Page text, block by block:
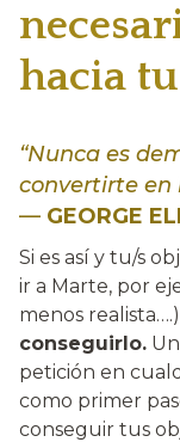
hacia
“Nunca es
convertirte en
— GEORGE
Si es así y tu/s
ir a Marte, por
menos
conseguirlo.
petición en
como primer
conseguir tus